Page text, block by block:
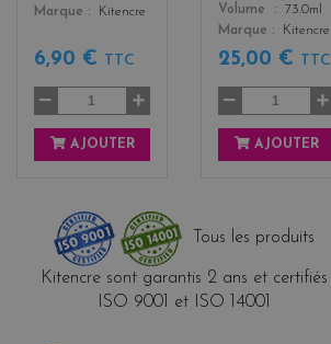
Marque
Kitencre
6,90 € TTC
AJOUTER
Color
Volume
73.0ml
Marque
Kitencre
25,00 € TTC
AJOUTER
Tous les produits
Kitencre sont garantis 2 ans et certifiés
ISO 9001 et ISO 14001